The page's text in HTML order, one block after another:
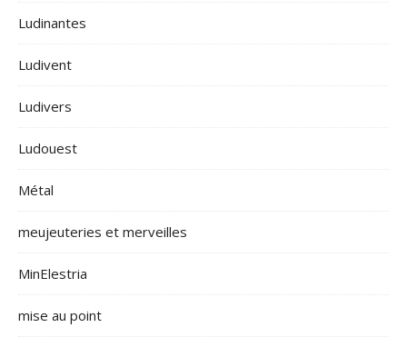
Ludinantes
Ludivent
Ludivers
Ludouest
Métal
meujeuteries et merveilles
MinElestria
mise au point